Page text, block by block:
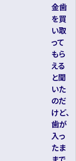
金歯
を買
い取
って
もら
える
と聞
いた
のだ
けど、
歯が
入っ
たま